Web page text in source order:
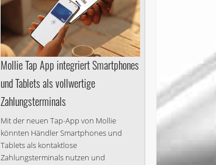
Mollie Tap App integriert Smartphones
und Tablets als vollwertige
Zahlungsterminals
Mit der neuen Tap-App von Mollie
könnten Händler Smartphones und
Tablets als kontaktlose
Zahlungsterminals nutzen und